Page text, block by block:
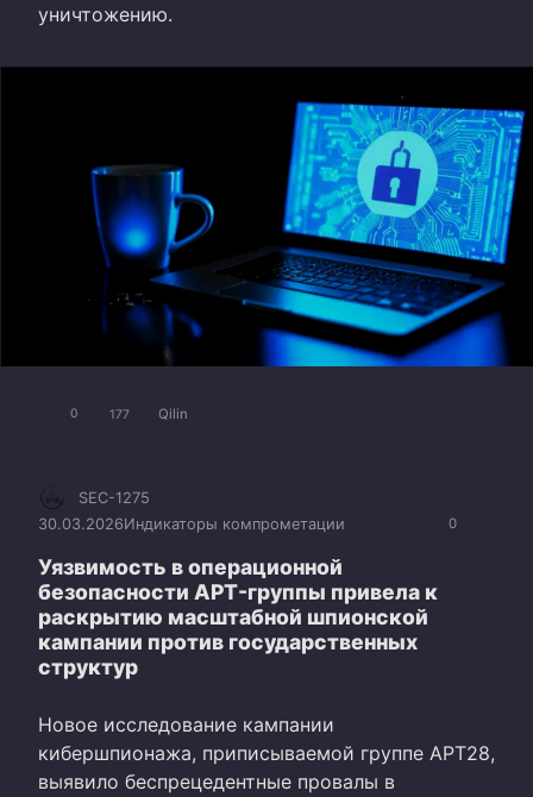
уничтожению.
0 177 Qilin
0
SEC-1275
30.03.2026Индикаторы компрометации
Уязвимость в операционной
безопасности APT-группы привела к
раскрытию масштабной шпионской
кампании против государственных
структур
Новое исследование кампании
кибершпионажа, приписываемой группе APT28,
выявило беспрецедентные провалы в